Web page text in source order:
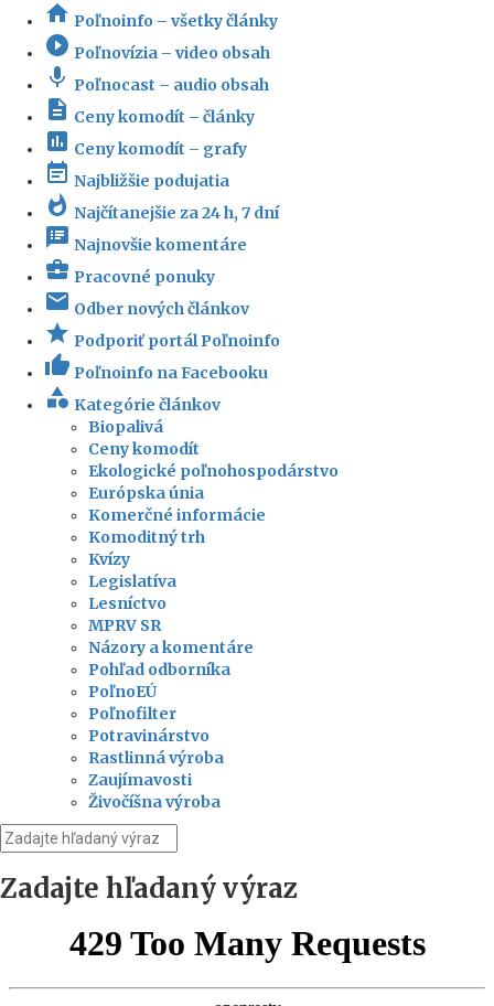
home Poľnoinfo – všetky články
play_circle_filled Poľnovízia – video obsah
mic Poľnocast – audio obsah
description Ceny komodít – články
insert_chart Ceny komodít – grafy
event_note Najbližšie podujatia
whatshot Najčítanejšie za 24 h, 7 dní
speaker_notes Najnovšie komentáre
business_center Pracovné ponuky
email Odber nových článkov
star Podporiť portál Poľnoinfo
thumb_up Poľnoinfo na Facebooku
category Kategórie článkov
Biopalivá
Ceny komodít
Ekologické poľnohospodárstvo
Európska únia
Komerčné informácie
Komoditný trh
Kvízy
Legislatíva
Lesníctvo
MPRV SR
Názory a komentáre
Pohľad odborníka
PoľnoEÚ
Poľnofilter
Potravinárstvo
Rastlinná výroba
Zaujímavosti
Živočíšna výroba
Zadajte hľadaný výraz